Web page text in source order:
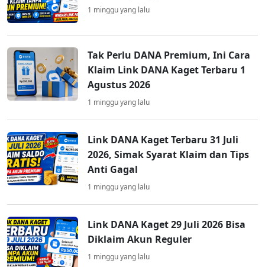
1 minggu yang lalu
Tak Perlu DANA Premium, Ini Cara
Klaim Link DANA Kaget Terbaru 1
Agustus 2026
1 minggu yang lalu
Link DANA Kaget Terbaru 31 Juli
2026, Simak Syarat Klaim dan Tips
Anti Gagal
1 minggu yang lalu
Link DANA Kaget 29 Juli 2026 Bisa
Diklaim Akun Reguler
1 minggu yang lalu